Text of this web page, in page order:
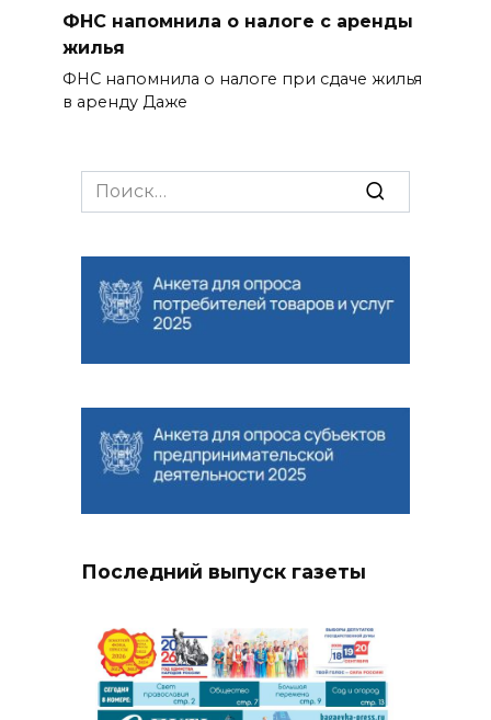
ФНС напомнила о налоге с аренды
жилья
ФНС напомнила о налоге при сдаче жилья
в аренду Даже
Search
for:
Последний выпуск газеты